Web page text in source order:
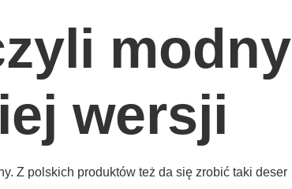
modny
wersji
Z polskich produktów też da się zrobić taki deser